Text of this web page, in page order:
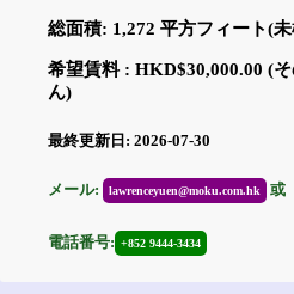
総面積: 1,272 平方フィート(
希望賃料 : HKD$30,000.00 (
ん)
最終更新日: 2026-07-30
メール: lawrenceyuen@moku.com.hk 或
電話番号: +852 9444-3434